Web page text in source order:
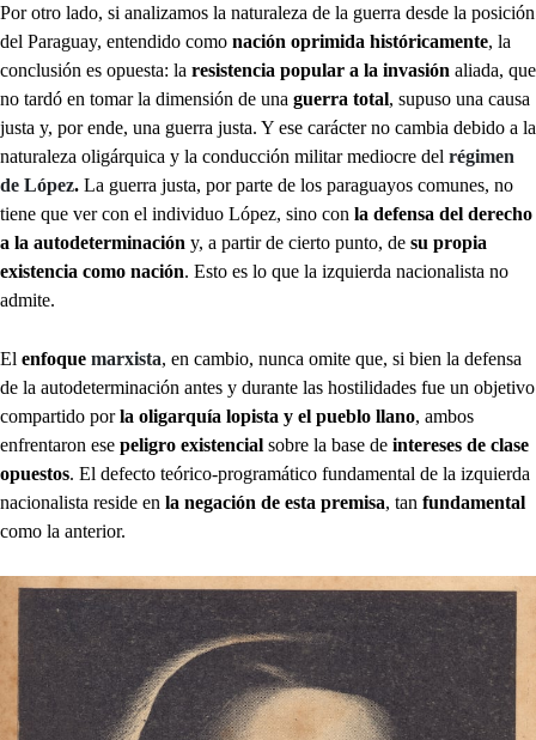
Por otro lado, si analizamos la naturaleza de la guerra desde la posición
del Paraguay, entendido como nación oprimida históricamente, la
conclusión es opuesta: la resistencia popular a la invasión aliada, que
no tardó en tomar la dimensión de una guerra total, supuso una causa
justa y, por ende, una guerra justa. Y ese carácter no cambia debido a la
naturaleza oligárquica y la conducción militar mediocre del régimen
de López. La guerra justa, por parte de los paraguayos comunes, no
tiene que ver con el individuo López, sino con la defensa del derecho
a la autodeterminación y, a partir de cierto punto, de su propia
existencia como nación. Esto es lo que la izquierda nacionalista no
admite.
El enfoque marxista, en cambio, nunca omite que, si bien la defensa
de la autodeterminación antes y durante las hostilidades fue un objetivo
compartido porla oligarquía lopista y el pueblo llano, ambos
enfrentaron ese peligro existencial sobre la base de intereses de clase
opuestos. El defecto teórico-programático fundamental de la izquierda
nacionalista reside en la negación de esta premisa, tan fundamental
como la anterior.